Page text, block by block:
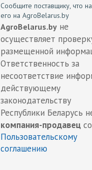
Сообщите поставщику, что
его на AgroBelarus.by
AgroBelarus.by не
осуществляет
размещенной
Ответственность за
несоответствие
действующему
законодательству
Республики Беларусь
компания-продавец
Пользовательскому
соглашению